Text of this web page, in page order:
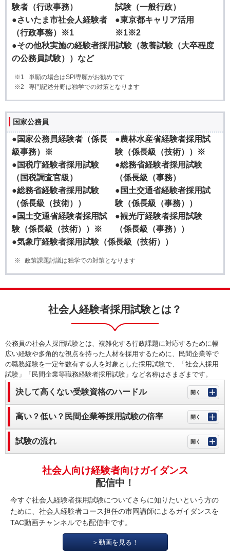
験者（行政事務）
試験（一般行政）
●さいたま市社会人経験者
（行政事務）※1
●東京都キャリア活用
※1※2
●その他秋実施の経験者採用試験（教養試験（大卒程度
の公務員試験））など
単願の場合はSPI専願がお勧めです
専門記述分野は独学での対策となります
国家公務員
●国家公務員経験者（係長
級事務）※
●農林水産省経験者採用試
験（係長級（技術））※
●国税庁経験者採用試験
（国税調査官級）
●総務省経験者採用試験
（係長級（事務）
●総務省経験者採用試験
（係長級（技術））
●国土交通省経験者採用試
験（係長級（事務））
●国土交通省経験者採用試
験（係長級（技術））※
●観光庁経験者採用試験
（係長級（事務））
●気象庁経験者採用試験（係長級（技術））
政策課題討議は独学での対策となります
社会人経験者採用試験とは？
公務員の社会人採用試験とは、複雑化する行政課題に対応するために幅
広い経験や多角的な視点を持った人材を採用するために、民間企業等で
の職務経験を一定年数有する人を対象とした採用試験で、「社会人採用
試験」「民間企業等職務経験者採用試験」など名称はさまざまです。
決して高くない受験資格のハードル
高い？低い？民間企業等採用試験の倍率
試験の流れ
社会人向け経験者向けガイダンス
配信中！
今すぐ社会人経験者採用試験についてさらに知りたいという方の
ために、社会人経験者コース担任の市岡講師によるガイダンスを
TAC動画チャンネルでも配信中です。
＞動画を見る！